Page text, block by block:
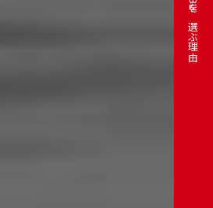
BUBUを選ぶ理由